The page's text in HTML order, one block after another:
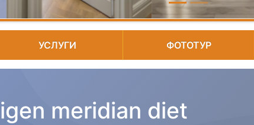
УСЛУГИ ФОТОТУР
meridian diet